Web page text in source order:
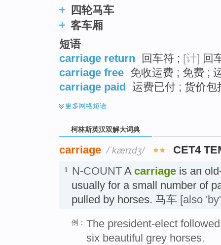
四轮马车
客车厢
短语
carriage return
回车符 ; [计] 回
carriage free 免收运费 ; 免费 ;
carriage paid
运费已付 ; 货价
更多网络短语
柯林斯英汉双解大词典
carriage /ˈkærɪdʒ/ CET4
1. N-COUNT A carriage is an
usually for a small number of
pulled by horses. 马车 [also
例： The president-elect
six beautiful grey horses.